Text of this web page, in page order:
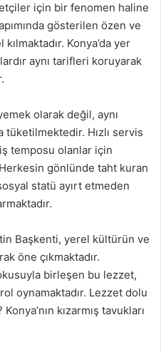
için bir fenomen haline
gösterilen özen ve
Konya’da yer
aynı tarifleri koruyarak
olarak değil, aynı
tüketilmektedir. Hızlı servis
temposu olanlar için
gönlünde taht kuran
statü ayırt etmeden
Başkenti, yerel kültürün ve
öne çıkmaktadır.
birleşen bu lezzet,
oynamaktadır. Lezzet dolu
kızarmış tavukları